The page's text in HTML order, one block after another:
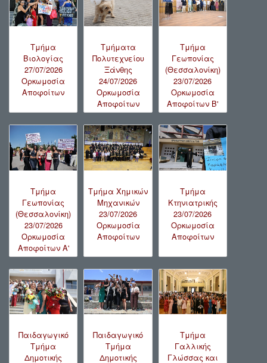
Τμήμα
Βιολογίας
27/07/2026
Ορκωμοσία
Αποφοίτων
Τμήματα
Πολυτεχνείου
Ξάνθης
24/07/2026
Ορκωμοσία
Αποφοίτων
Τμήμα
Γεωπονίας
(Θεσσαλονίκη)
23/07/2026
Ορκωμοσία
Αποφοίτων B'
Τμήμα
Γεωπονίας
(Θεσσαλονίκη)
23/07/2026
Ορκωμοσία
Αποφοίτων A'
Τμήμα Χημικών
Μηχανικών
23/07/2026
Ορκωμοσία
Αποφοίτων
Τμήμα
Κτηνιατρικής
23/07/2026
Ορκωμοσία
Αποφοίτων
Παιδαγωγικό
Τμήμα
Δημοτικής
Παιδαγωγικό
Τμήμα
Δημοτικής
Τμήμα
Γαλλικής
Γλώσσας και